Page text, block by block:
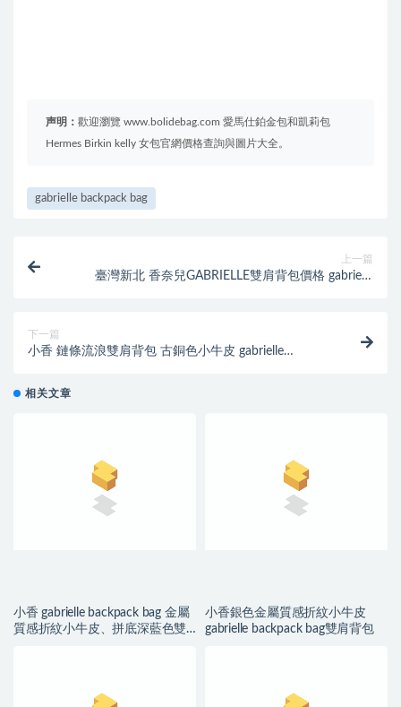
声明： 歡迎瀏覽 www.bolidebag.com 愛馬仕鉑金包和凱莉包
Hermes Birkin kelly 女包官網價格查詢與圖片大全。
gabrielle backpack bag
上一篇
臺灣新北 香奈兒GABRIELLE雙肩背包價格 gabrielle
下一篇
小香 鏈條流浪雙肩背包 古銅色小牛皮 gabrielle
相关文章
小香 gabrielle backpack bag 金屬
質感折紋小牛皮、拼底深藍色雙
小香銀色金屬質感折紋小牛皮
gabrielle backpack bag雙肩背包